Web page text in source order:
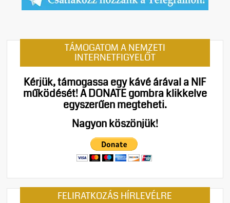
TÁMOGATOM A NEMZETI
INTERNETFIGYELŐT
Kérjük, támogassa egy kávé árával a NIF
működését!A DONATE gombra klikkelve
egyszerűen megteheti.
Nagyon köszönjük!
FELIRATKOZÁS HÍRLEVÉLRE